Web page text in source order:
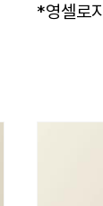
*영셀로